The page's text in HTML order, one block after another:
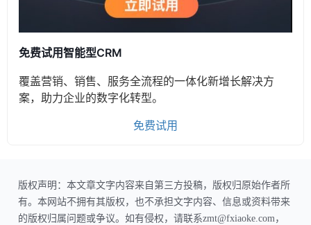
免费试用智能型CRM
覆盖营销、销售、服务全流程的一体化新增长解决方
案，助力企业的数字化转型。
免费试用
版权声明：本文章文字内容来自第三方投稿，版权归原始作者所
有。本网站不拥有其版权，也不承担文字内容、信息或资料带来
的版权归属问题或争议。如有侵权，请联系zmt@fxiaoke.com，